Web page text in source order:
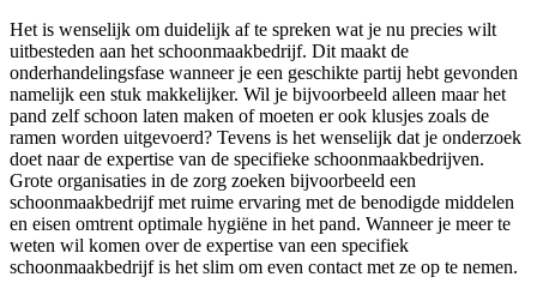
Het is wenselijk om duidelijk af te spreken wat je nu precies wilt
uitbesteden aan het schoonmaakbedrijf. Dit maakt de
onderhandelingsfase wanneer je een geschikte partij hebt gevonden
namelijk een stuk makkelijker. Wil je bijvoorbeeld alleen maar het
pand zelf schoon laten maken of moeten er ook klusjes zoals de
ramen worden uitgevoerd? Tevens is het wenselijk dat je onderzoek
doet naar de expertise van de specifieke schoonmaakbedrijven.
Grote organisaties in de zorg zoeken bijvoorbeeld een
schoonmaakbedrijf met ruime ervaring met de benodigde middelen
en eisen omtrent optimale hygiëne in het pand. Wanneer je meer te
weten wil komen over de expertise van een specifiek
schoonmaakbedrijf is het slim om even contact met ze op te nemen.